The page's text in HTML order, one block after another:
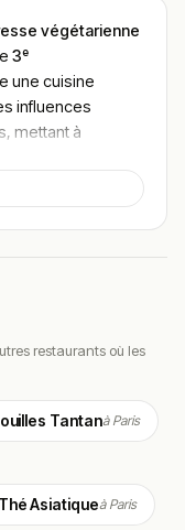
végétarienne
3ᵉ
une cuisine
influences
mettant à
cette petite
de cuisine
45 Rue Volta,
Marais,
stations de
restaurants où les
Tantanà Paris
Thé Asiatiqueà Paris